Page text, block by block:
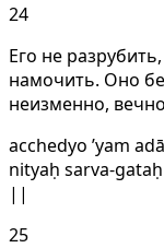
24
Его не
намочить. Оно
неизменно,
acchedyo ’yam
nityaḥ sarva-
||
25